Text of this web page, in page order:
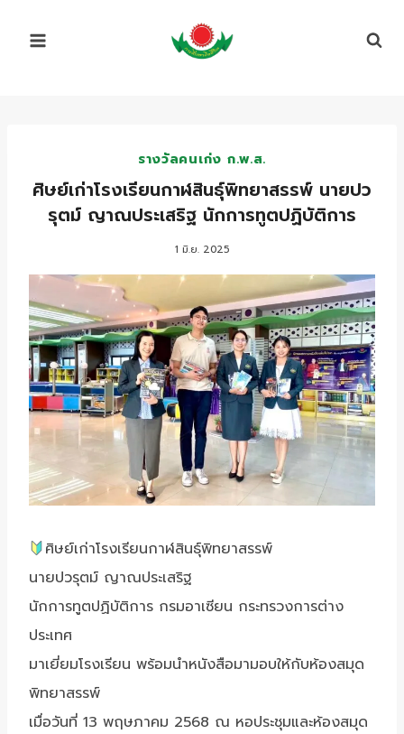
รางวัลคนเก่ง ก.พ.ส.
ศิษย์เก่าโรงเรียนกาฬสินธุ์พิทยาสรรพ์ นายปว
รุตม์ ญาณประเสริฐ นักการทูตปฏิบัติการ
1 มิ.ย. 2025
ศิษย์เก่าโรงเรียนกาฬสินธุ์พิทยาสรรพ์
นายปวรุตม์ ญาณประเสริฐ
นักการทูตปฏิบัติการ กรมอาเซียน กระทรวงการต่าง
ประเทศ
มาเยี่ยมโรงเรียน พร้อมนำหนังสือมามอบให้กับห้องสมุด
พิทยาสรรพ์
เมื่อวันที่ 13 พฤษภาคม 2568 ณ หอประชุมและห้องสมุด